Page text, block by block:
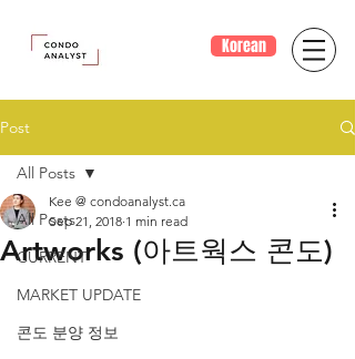
Korean
Post
All Posts
CURRENT
MARKET UPDATE
콘도 분양 정보
All Posts
Artworks (아트웍스 콘도)
Kee @ condoanalyst.ca
Sep 21, 2018 1 min read